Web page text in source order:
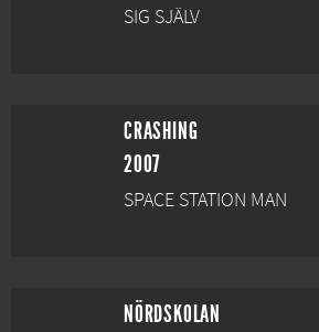
SIG SJÄLV
CRASHING
2007
SPACE STATION MAN
NÖRDSKOLAN